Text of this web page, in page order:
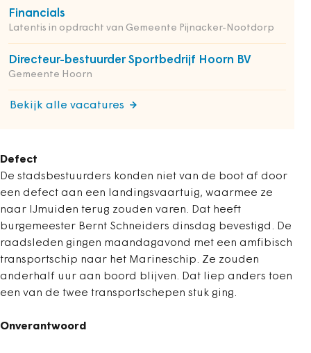
Financials
Latentis in opdracht van Gemeente Pijnacker-Nootdorp
Directeur-bestuurder Sportbedrijf Hoorn BV
Gemeente Hoorn
Bekijk alle vacatures
Defect
De stadsbestuurders konden niet van de boot af door
een defect aan een landingsvaartuig, waarmee ze
naar IJmuiden terug zouden varen. Dat heeft
burgemeester Bernt Schneiders dinsdag bevestigd. De
raadsleden gingen maandagavond met een amfibisch
transportschip naar het Marineschip. Ze zouden
anderhalf uur aan boord blijven. Dat liep anders toen
een van de twee transportschepen stuk ging.
Onverantwoord